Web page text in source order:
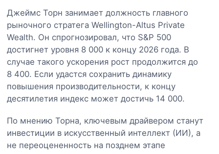
Джеймс Торн занимает должность главного
рыночного стратега Wellington-Altus Private
Wealth. Он спрогнозировал, что S&P 500
достигнет уровня 8 000 к концу 2026 года. В
случае такого ускорения рост продолжится до
8 400. Если удастся сохранить динамику
повышения производительности, к концу
десятилетия индекс может достичь 14 000.
По мнению Торна, ключевым драйвером станут
инвестиции в искусственный интеллект (ИИ), а
не переоцененность на позднем этапе